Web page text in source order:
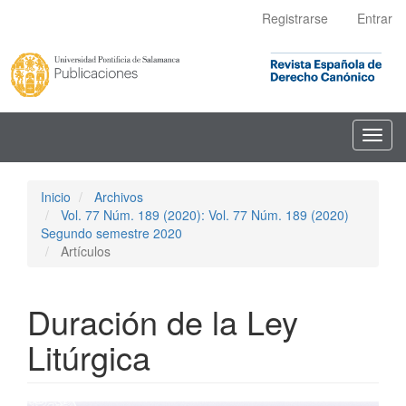
principal
Barra
lateral
Registrarse Entrar
Inicio
Archivos
Vol. 77 Núm. 189 (2020): Vol. 77 Núm. 189 (2020)
Segundo semestre 2020
Artículos
Duración de la Ley
Litúrgica